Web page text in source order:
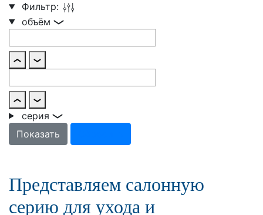
Фильтр:
объём
серия
Представляем салонную
серию для ухода и